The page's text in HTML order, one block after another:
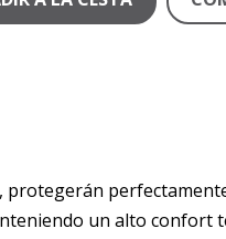
protegerán
un alto confort